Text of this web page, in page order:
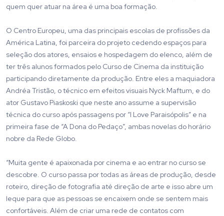
quem quer atuar na área é uma boa formação.
O Centro Europeu, uma das principais escolas de profissões da
América Latina, foi parceira do projeto cedendo espaços para
seleção dos atores, ensaios e hospedagem do elenco, além de
ter três alunos formados pelo Curso de Cinema da instituição
participando diretamente da produção. Entre eles a maquiadora
Andréa Tristão, o técnico em efeitos visuais Nyck Maftum, e do
ator Gustavo Piaskoski que neste ano assume a supervisão
técnica do curso após passagens por “I Love Paraisópolis” e na
primeira fase de “A Dona do Pedaço”, ambas novelas do horário
nobre da Rede Globo.
“Muita gente é apaixonada por cinema e ao entrar no curso se
descobre. O curso passa por todas as áreas de produção, desde
roteiro, direção de fotografia até direção de arte e isso abre um
leque para que as pessoas se encaixem onde se sentem mais
confortáveis. Além de criar uma rede de contatos com